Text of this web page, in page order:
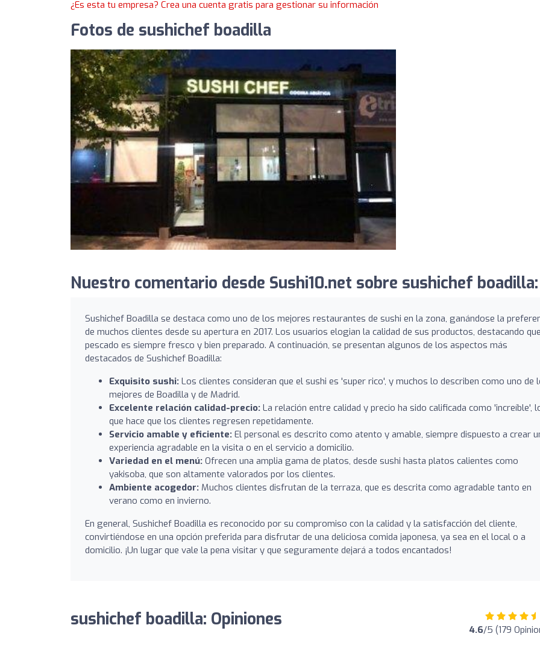
¿Es esta tu empresa? Crea una cuenta gratis para gestionar su información
Fotos de sushichef boadilla
Nuestro comentario desde Sushi10.net sobre sushichef boadilla:
Sushichef Boadilla se destaca como uno de los mejores restaurantes de sushi en la zona, ganándose la
de muchos clientes desde su apertura en 2017. Los usuarios elogian la calidad de sus productos, destacando
pescado es siempre fresco y bien preparado. A continuación, se presentan algunos de los aspectos más
destacados de Sushichef Boadilla:
Exquisito sushi: Los clientes consideran que el sushi es 'super rico', y muchos lo describen como uno de
mejores de Boadilla y de Madrid.
Excelente relación calidad-precio: La relación entre calidad y precio ha sido calificada como 'increíble',
que hace que los clientes regresen repetidamente.
Servicio amable y eficiente: El personal es descrito como atento y amable, siempre dispuesto a crear
experiencia agradable en la visita o en el servicio a domicilio.
Variedad en el menú: Ofrecen una amplia gama de platos, desde sushi hasta platos calientes como
yakisoba, que son altamente valorados por los clientes.
Ambiente acogedor: Muchos clientes disfrutan de la terraza, que es descrita como agradable tanto en
verano como en invierno.
En general, Sushichef Boadilla es reconocido por su compromiso con la calidad y la satisfacción del cliente,
convirtiéndose en una opción preferida para disfrutar de una deliciosa comida japonesa, ya sea en el local o a
domicilio. ¡Un lugar que vale la pena visitar y que seguramente dejará a todos encantados!
sushichef boadilla: Opiniones 4.6/5 (179